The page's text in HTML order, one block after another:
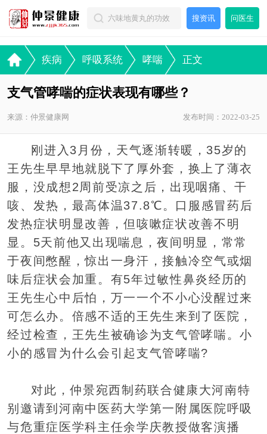
搜资讯 问医生
疾病 呼吸系统 哮喘 正文
支气管哮喘的症状表现有哪些？
来源：仲景健康网 发布时间：2022-03-25
刚进入3月份，天气逐渐转暖，35岁的
王先生早早地就脱下了厚外套，换上了薄衣
服，没成想2周前受凉之后，出现咽痛、干
咳、发热，最高体温37.8℃。口服感冒药后
发热症状明显改善，但咳嗽症状改善不明
显。5天前他又出现喘息，夜间明显，常常
于夜间憋醒，惊出一身汗，接触冷空气或烟
味后症状会加重。有5年过敏性鼻炎经历的
王先生心中后怕，万一一个不小心没醒过来
可怎么办。倍感不适的王先生来到了医院，
经过检查，王先生被确诊为支气管哮喘。小
小的感冒为什么会引起支气管哮喘?
对此，仲景宛西制药联合健康大河南特
别邀请到河南中医药大学第一附属医院呼吸
与危重症医学科主任余学庆教授做客演播